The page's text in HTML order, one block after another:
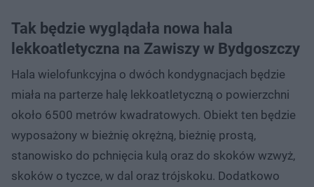
Tak będzie wyglądała nowa hala
lekkoatletyczna na Zawiszy w Bydgoszczy
Hala wielofunkcyjna o dwóch kondygnacjach będzie
miała na parterze halę lekkoatletyczną o powierzchni
około 6500 metrów kwadratowych. Obiekt ten będzie
wyposażony w bieżnię okrężną, bieżnię prostą,
stanowisko do pchnięcia kulą oraz do skoków wzwyż,
skoków o tyczce, w dal oraz trójskoku. Dodatkowo